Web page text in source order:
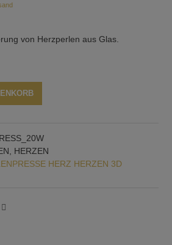
von Herzperlen aus Glas.
HERZEN
HERZ HERZEN 3D